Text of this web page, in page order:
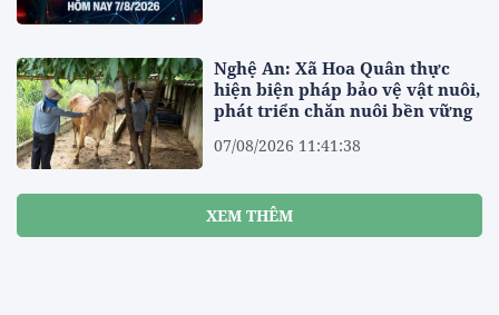
Nghệ An: Xã Hoa Quân thực
hiện biện pháp bảo vệ vật nuôi,
phát triển chăn nuôi bền vững
07/08/2026 11:41:38
XEM THÊM